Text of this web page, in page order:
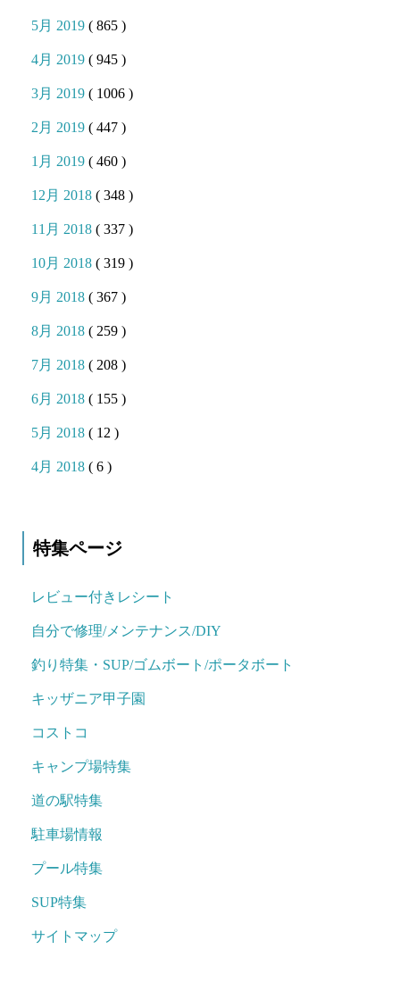
5月 2019( 865 )
4月 2019( 945 )
3月 2019( 1006 )
2月 2019( 447 )
1月 2019( 460 )
12月 2018( 348 )
11月 2018( 337 )
10月 2018( 319 )
9月 2018( 367 )
8月 2018( 259 )
7月 2018( 208 )
6月 2018( 155 )
5月 2018( 12 )
4月 2018( 6 )
特集ページ
レビュー付きレシート
自分で修理/メンテナンス/DIY
釣り特集・SUP/ゴムボート/ポータボート
キッザニア甲子園
コストコ
キャンプ場特集
道の駅特集
駐車場情報
プール特集
SUP特集
サイトマップ